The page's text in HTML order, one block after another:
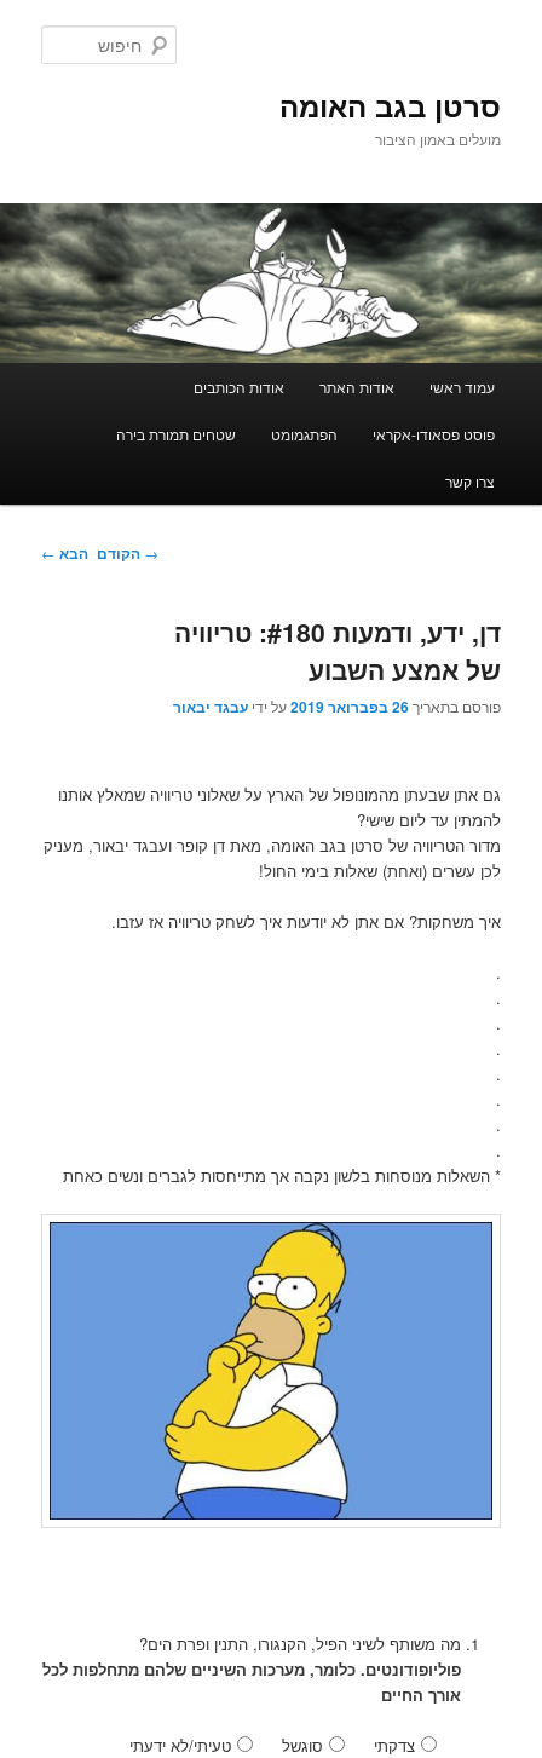
סרטן בגב האומה
מועלים באמון הציבור
עמוד ראשי אודות האתר אודות הכותבים
פוסט פסאודו-אקראי הפתגמומט שטחים תמורת בירה
צרו קשר
ניווט
→ הקודם הבא ←
דן, ידע, ודמעות #180: טריוויה
של אמצע השבוע
פורסם בתאריך26 בפברואר 2019 על ידיעבגד יבאור
גם אתן שבעתן מהמונופול של הארץ על שאלוני טריוויה שמאלץ אותנו
להמתין עד ליום שישי?
מדור הטריוויה של סרטן בגב האומה, מאת דן קופר ועבגד יבאור, מעניק
לכן עשרים (ואחת) שאלות בימי החול!
איך משחקות? אם אתן לא יודעות איך לשחק טריוויה אז עזבו.
.
.
.
.
.
.
.
.
* השאלות מנוסחות בלשון נקבה אך מתייחסות לגברים ונשים כאחת
מה משותף לשיני הפיל, הקנגורו, התנין ופרת הים?
פוליופודונטים. כלומר, מערכות השיניים שלהם מתחלפות לכל
אורך החיים
צדקתי סוגשל טעיתי/לא ידעתי